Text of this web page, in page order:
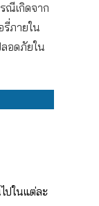
ณีเกิดจาก
รี่ภายใน
อดภัยใน
ปในแต่ละ